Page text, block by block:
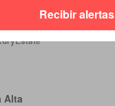
Alta
Recibir alertas